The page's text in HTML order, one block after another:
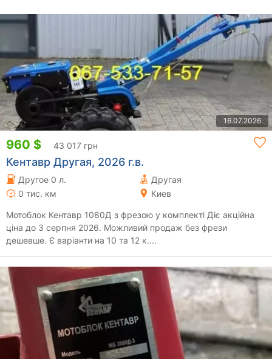
16.07.2026
960 $ 43 017 грн
Кентавр Другая, 2026 г.в.
Другое 0 л.
Другая
0 тис. км
Киев
Мотоблок Кентавр 1080Д з фрезою у комплекті Діє акційна
ціна до 3 серпня 2026. Можливий продаж без фрези
дешевше. Є варіанти на 10 та 12 к....